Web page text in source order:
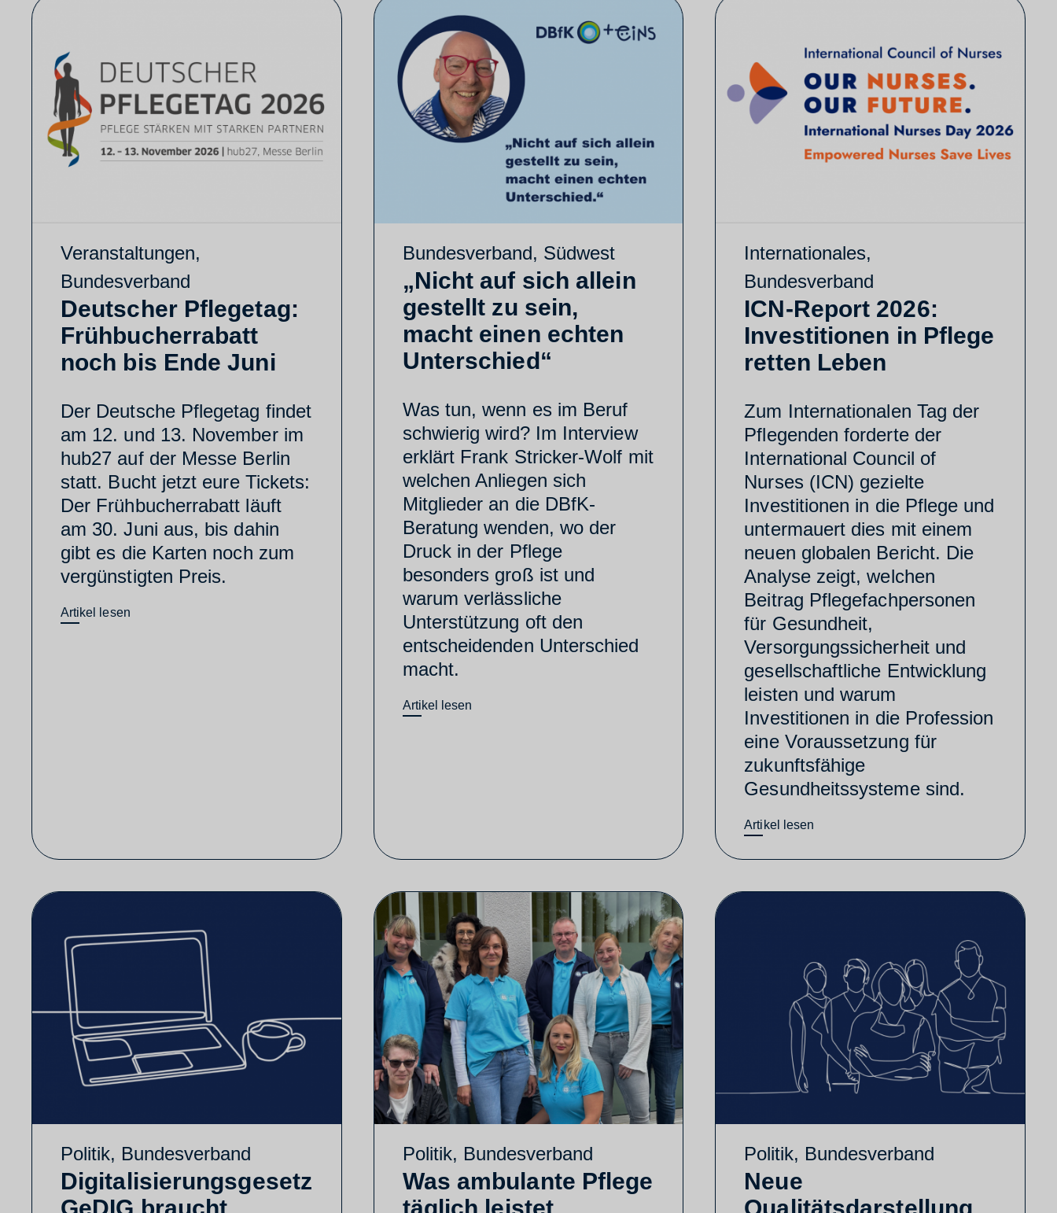
Veranstaltungen,
Bundesverband
Deutscher Pflegetag:
Frühbucherrabatt
noch bis Ende Juni
Der Deutsche Pflegetag findet
am 12. und 13. November im
hub27 auf der Messe Berlin
statt. Bucht jetzt eure Tickets:
Der Frühbucherrabatt läuft
am 30. Juni aus, bis dahin
gibt es die Karten noch zum
vergünstigten Preis.
Artikel lesen
Bundesverband, Südwest
„Nicht auf sich allein
gestellt zu sein,
macht einen echten
Unterschied“
Was tun, wenn es im Beruf
schwierig wird? Im Interview
erklärt Frank Stricker-Wolf mit
welchen Anliegen sich
Mitglieder an die DBfK-
Beratung wenden, wo der
Druck in der Pflege
besonders groß ist und
warum verlässliche
Unterstützung oft den
entscheidenden Unterschied
macht.
Artikel lesen
Internationales,
Bundesverband
ICN-Report 2026:
Investitionen in Pflege
retten Leben
Zum Internationalen Tag der
Pflegenden forderte der
International Council of
Nurses (ICN) gezielte
Investitionen in die Pflege und
untermauert dies mit einem
neuen globalen Bericht. Die
Analyse zeigt, welchen
Beitrag Pflegefachpersonen
für Gesundheit,
Versorgungssicherheit und
gesellschaftliche Entwicklung
leisten und warum
Investitionen in die Profession
eine Voraussetzung für
zukunftsfähige
Gesundheitssysteme sind.
Artikel lesen
Politik, Bundesverband
Digitalisierungsgesetz
Politik, Bundesverband
Was ambulante Pflege
Politik, Bundesverband
Neue